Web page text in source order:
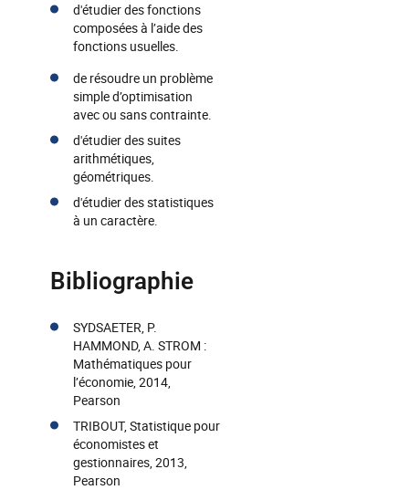
d'étudier des fonctions
composées à l’aide des
fonctions usuelles.
de résoudre un problème
simple d’optimisation
avec ou sans contrainte.
d'étudier des suites
arithmétiques,
géométriques.
d'étudier des statistiques
à un caractère.
Bibliographie
SYDSAETER, P.
HAMMOND, A. STROM :
Mathématiques pour
l’économie, 2014,
Pearson
TRIBOUT, Statistique pour
économistes et
gestionnaires, 2013,
Pearson